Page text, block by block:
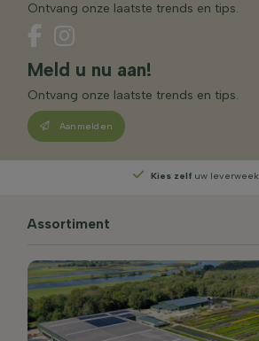
Ontvang onze laatste trends en tips.
Meld u nu aan!
Ontvang onze laatste trends en tips.
Aanmelden
Kies zelf uw leverweek
Assortiment